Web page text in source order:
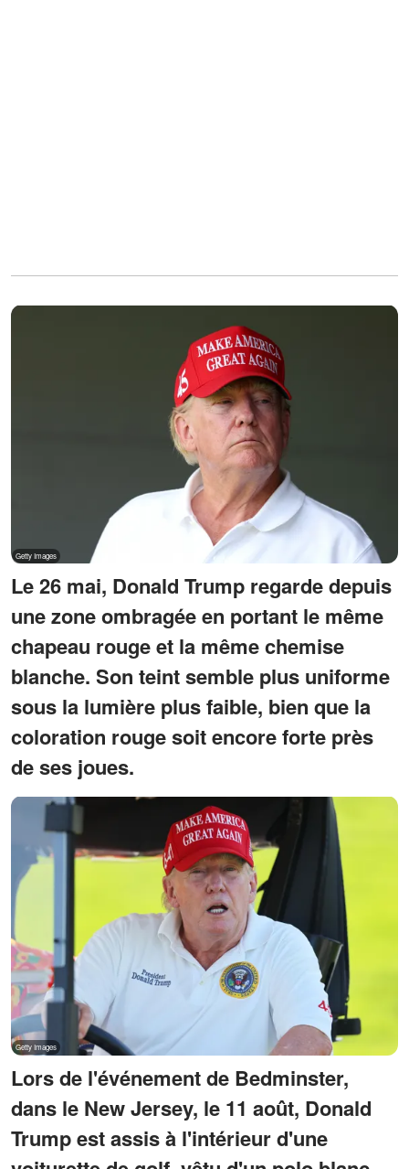
Le 26 mai, Donald Trump regarde depuis
une zone ombragée en portant le même
chapeau rouge et la même chemise
blanche. Son teint semble plus uniforme
sous la lumière plus faible, bien que la
coloration rouge soit encore forte près
de ses joues.
Lors de l'événement de Bedminster,
dans le New Jersey, le 11 août, Donald
Trump est assis à l'intérieur d'une